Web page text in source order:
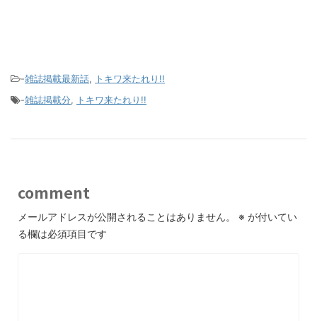
-雑誌掲載最新話, トキワ来たれり!!
-雑誌掲載分, トキワ来たれり!!
comment
メールアドレスが公開されることはありません。 ※ が付いてい
る欄は必須項目です